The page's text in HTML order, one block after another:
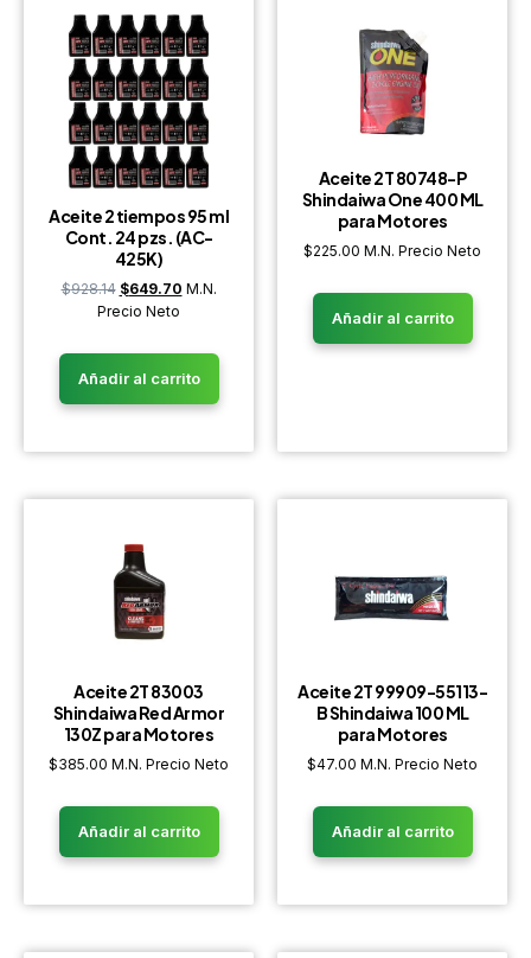
Aceite 2 tiempos 95 ml
Cont. 24 pzs. (AC-
425K)
$928.14 $649.70 M.N.
Precio Neto
Añadir al carrito
Aceite 2T 80748-P
Shindaiwa One 400 ML
para Motores
$225.00 M.N. Precio Neto
Añadir al carrito
Aceite 2T 83003
Shindaiwa Red Armor
130Z para Motores
$385.00 M.N. Precio Neto
Añadir al carrito
Aceite 2T 99909-55113-
B Shindaiwa 100 ML
para Motores
$47.00 M.N. Precio Neto
Añadir al carrito